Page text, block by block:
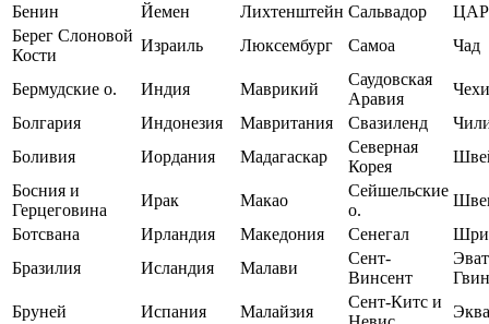
Бенин
Йемен Лихтенштейн Сальвадор
ЦАР
Берег Слоновой
Кости
Израиль Люксембург Самоа Чад
Бермудские о. Индия Маврикий
Саудовская
Аравия
Болгария
Индонезия Мавритания Свазиленд
Боливия
Иордания Мадагаскар
Северная
Корея
Босния и
Герцеговина
Ирак Макао
Сейшельские
о.
Ботсвана
Ирландия Македония Сенегал
Бразилия
Исландия Малави
Сент-
Винсент
Бруней
Испания Малайзия
Сент-Китс и